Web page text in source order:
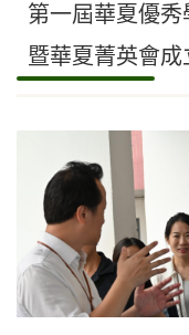
第一屆華夏優
暨華夏菁英會成